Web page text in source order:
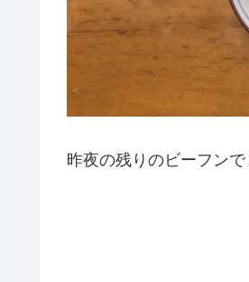
昨夜の残りのビーフン